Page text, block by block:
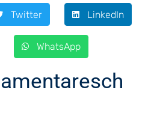
Twitter LinkedIn
WhatsApp